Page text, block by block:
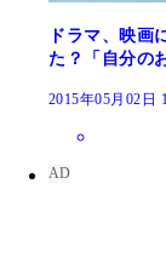
ドラマ、映画
た？「自分の
2015年05月02日